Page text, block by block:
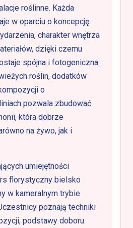
roślinne. Każda
w oparciu o koncepcję
charakter wnętrza
dzięki czemu
spójna i fotogeniczna.
roślin, dodatków
o
pozwala zbudować
która dobrze
na żywo, jak i
umiejętności
florystyczny bielsko
w kameralnym trybie
poznają techniki
podstawy doboru